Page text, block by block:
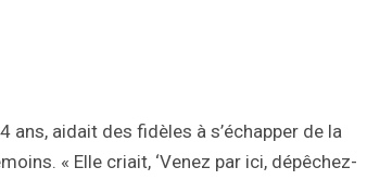
aidait des fidèles à s’échapper de la
« Elle criait, ‘Venez par ici, dépêchez-